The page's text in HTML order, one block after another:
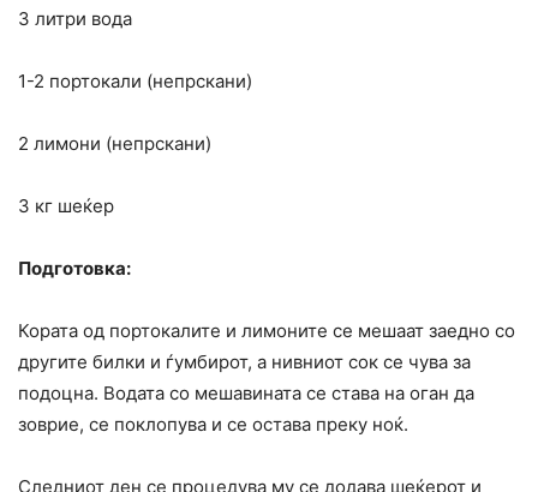
3 литри вода
1-2 портокали (непрскани)
2 лимони (непрскани)
3 кг шеќер
Подготовка:
Кората од портокалите и лимоните се мешаат заедно со
другите билки и ѓумбирот, а нивниот сок се чува за
подоцна. Водата со мешавината се става на оган да
зоврие, се поклопува и се остава преку ноќ.
Следниот ден се процедува му се додава шеќерот и